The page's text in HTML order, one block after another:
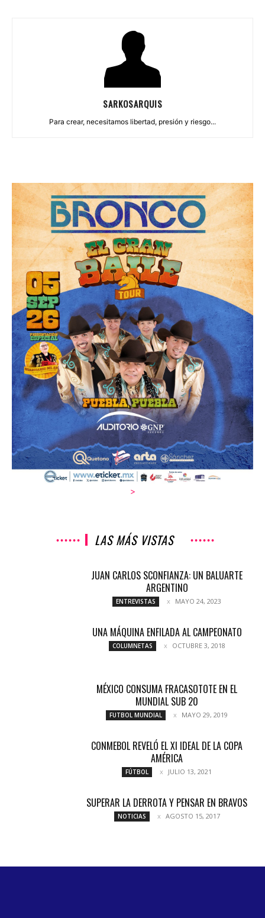
SARKOSARQUIS
Para crear, necesitamos libertad, presión y riesgo...
>
LAS MÁS VISTAS
JUAN CARLOS SCONFIANZA: UN BALUARTE
ARGENTINO
ENTREVISTAS MAYO 24, 2023
UNA MÁQUINA ENFILADA AL CAMPEONATO
COLUMNETAS OCTUBRE 3, 2018
MÉXICO CONSUMA FRACASOTOTE EN EL
MUNDIAL SUB 20
FUTBOL MUNDIAL MAYO 29, 2019
CONMEBOL REVELÓ EL XI IDEAL DE LA COPA
AMÉRICA
FÚTBOL JULIO 13, 2021
SUPERAR LA DERROTA Y PENSAR EN BRAVOS
NOTICIAS AGOSTO 15, 2017